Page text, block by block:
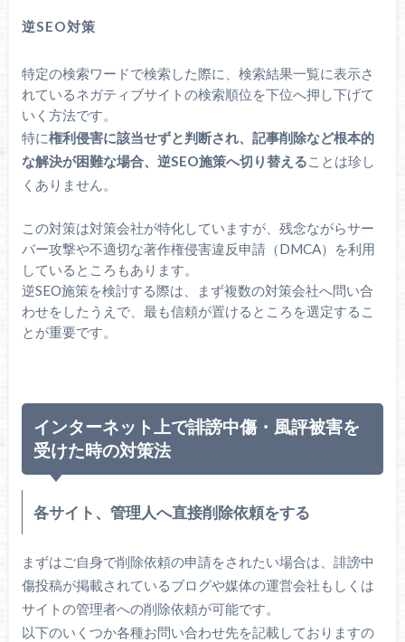
逆SEO対策
特定の検索ワードで検索した際に、検索結果一覧に表示さ
れているネガティブサイトの検索順位を下位へ押し下げて
いく方法です。
特に権利侵害に該当せずと判断され、記事削除など根本的
な解決が困難な場合、逆SEO施策へ切り替えることは珍し
くありません。
この対策は対策会社が特化していますが、残念ながらサー
バー攻撃や不適切な著作権侵害違反申請（DMCA）を利用
しているところもあります。
逆SEO施策を検討する際は、まず複数の対策会社へ問い合
わせをしたうえで、最も信頼が置けるところを選定するこ
とが重要です。
インターネット上で誹謗中傷・風評被害を
受けた時の対策法
各サイト、管理人へ直接削除依頼をする
まずはご自身で削除依頼の申請をされたい場合は、誹謗中
傷投稿が掲載されているブログや媒体の運営会社もしくは
サイトの管理者への削除依頼が可能です。
以下のいくつか各種お問い合わせ先を記載しておりますの